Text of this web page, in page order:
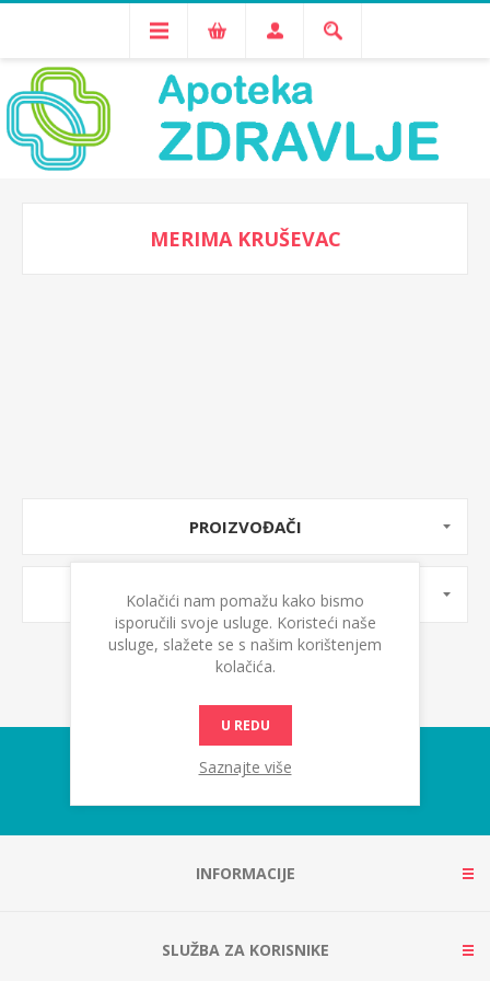
MERIMA KRUŠEVAC
PROIZVOĐAČI
OZNAKE PROIZVODA
INFORMACIJE
SLUŽBA ZA KORISNIKE
Kolačići nam pomažu kako bismo
isporučili svoje usluge. Koristeći naše
usluge, slažete se s našim korištenjem
kolačića.
U REDU
Saznajte više